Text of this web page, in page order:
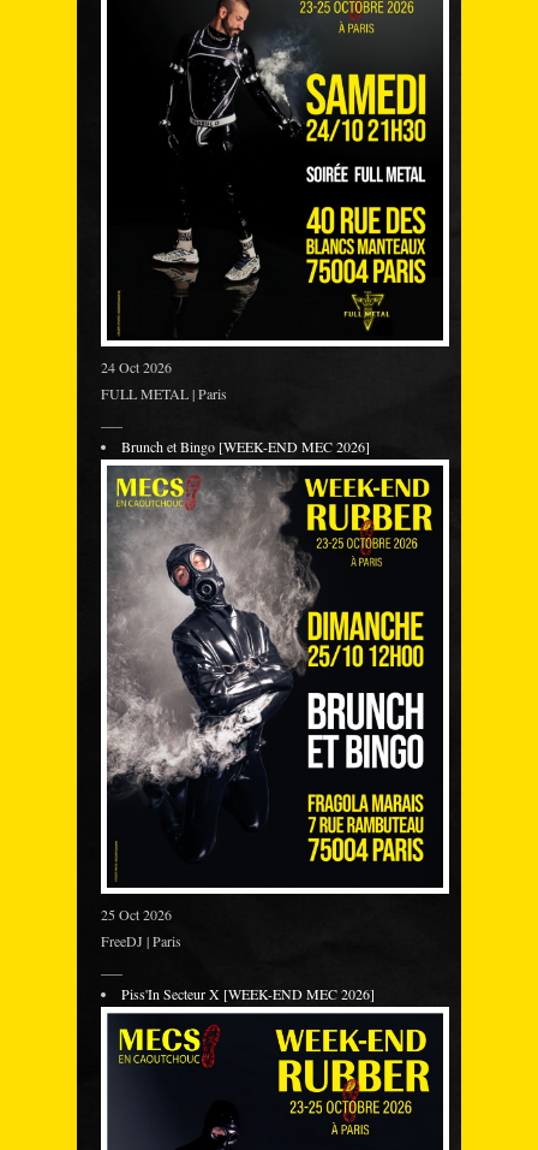
24 Oct 2026
FULL METAL | Paris
Brunch et Bingo [WEEK-END MEC 2026]
25 Oct 2026
FreeDJ | Paris
Piss'In Secteur X [WEEK-END MEC 2026]